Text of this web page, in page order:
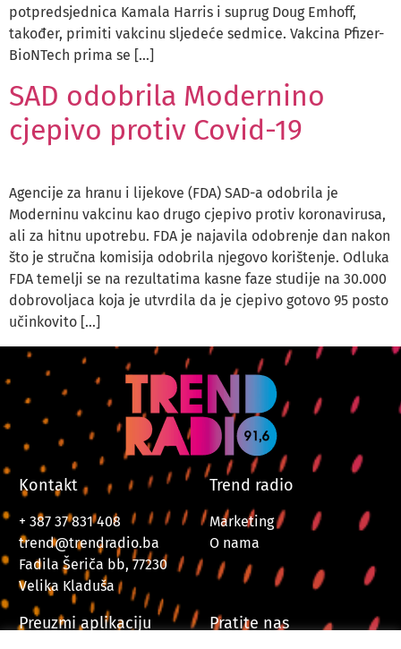
potpredsjednica Kamala Harris i suprug Doug Emhoff,
također, primiti vakcinu sljedeće sedmice. Vakcina Pfizer-
BioNTech prima se […]
SAD odobrila Modernino
cjepivo protiv Covid-19
Agencije za hranu i lijekove (FDA) SAD-a odobrila je
Moderninu vakcinu kao drugo cjepivo protiv koronavirusa,
ali za hitnu upotrebu. FDA je najavila odobrenje dan nakon
što je stručna komisija odobrila njegovo korištenje. Odluka
FDA temelji se na rezultatima kasne faze studije na 30.000
dobrovoljaca koja je utvrdila da je cjepivo gotovo 95 posto
učinkovito […]
Kontakt
+ 387 37 831 408
trend@trendradio.ba
Fadila Šeriča bb, 77230
Velika Kladuša
Trend radio
Marketing
O nama
Preuzmi aplikaciju Pratite nas